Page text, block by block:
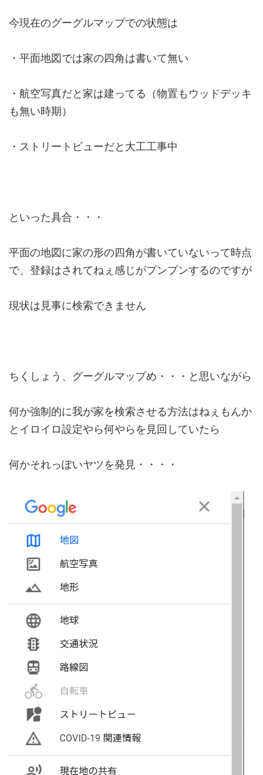
今現在のグーグルマップでの状態は
・平面地図では家の四角は書いて無い
・航空写真だと家は建ってる（物置もウッドデッキ
も無い時期）
・ストリートビューだと大工工事中
といった具合・・・
平面の地図に家の形の四角が書いていないって時点
で、登録はされてねぇ感じがプンプンするのですが
現状は見事に検索できません
ちくしょう、グーグルマップめ・・・と思いながら
何か強制的に我が家を検索させる方法はねぇもんか
とイロイロ設定やら何やらを見回していたら
何かそれっぽいヤツを発見・・・・